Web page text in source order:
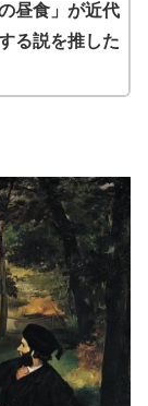
昼食」が近代
る説を推した